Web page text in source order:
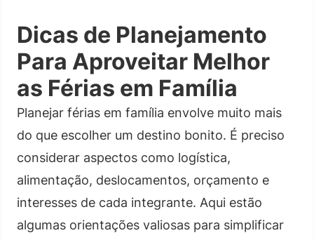
Dicas de Planejamento
Para Aproveitar Melhor
as Férias em Família
Planejar férias em família envolve muito mais
do que escolher um destino bonito. É preciso
considerar aspectos como logística,
alimentação, deslocamentos, orçamento e
interesses de cada integrante. Aqui estão
algumas orientações valiosas para simplificar